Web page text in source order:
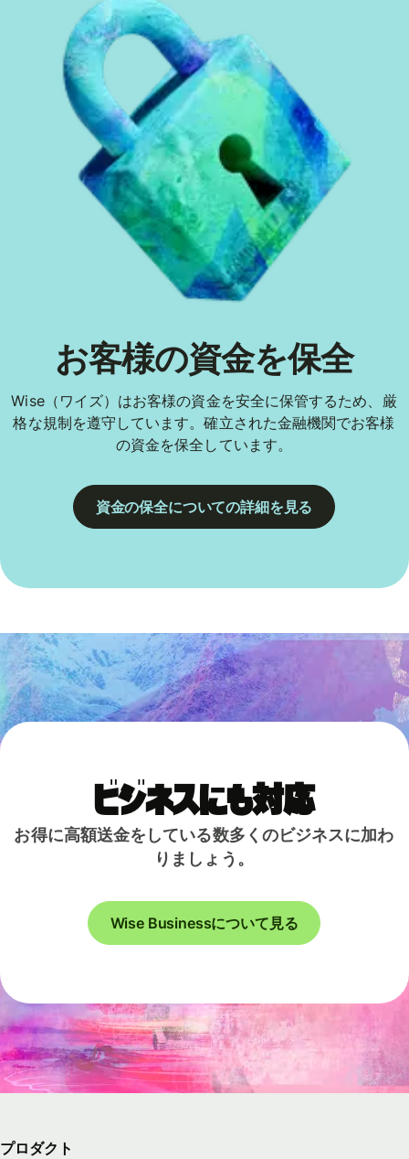
お客様の資金を保全
Wise（ワイズ）はお客様の資金を安全に保管するため、厳
格な規制を遵守しています。確立された金融機関でお客様
の資金を保全しています。
資金の保全についての詳細を見る
ビジネスにも対応
お得に高額送金をしている数多くのビジネスに加わ
りましょう。
Wise Businessについて見る
プロダクト